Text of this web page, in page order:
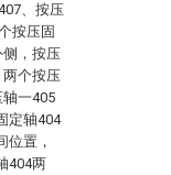
、按压
按压固
侧，按压
个按压
一405
定轴404
位置，
404两